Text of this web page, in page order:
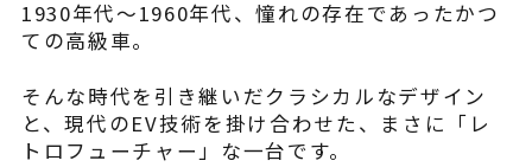
1930年代～1960年代、憧れの存在であったかつ
ての高級車。
そんな時代を引き継いだクラシカルなデザイン
と、現代のEV技術を掛け合わせた、まさに「レ
トロフューチャー」な一台です。